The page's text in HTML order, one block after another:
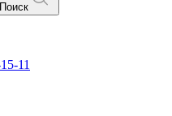
Поиск
11